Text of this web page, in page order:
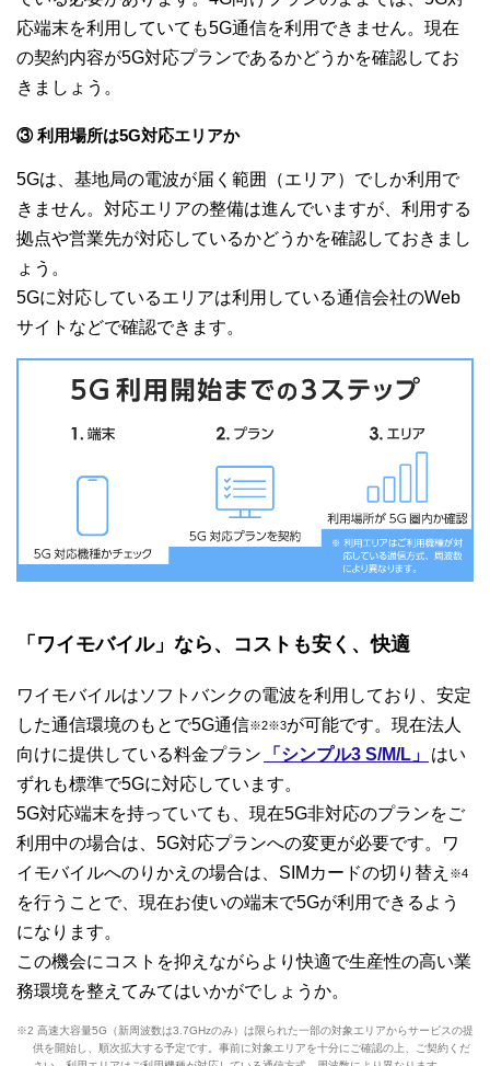
応端末を利用していても5G通信を利用できません。現在
の契約内容が5G対応プランであるかどうかを確認してお
きましょう。
③ 利用場所は5G対応エリアか
5Gは、基地局の電波が届く範囲（エリア）でしか利用で
きません。対応エリアの整備は進んでいますが、利用する
拠点や営業先が対応しているかどうかを確認しておきまし
ょう。
5Gに対応しているエリアは利用している通信会社のWeb
サイトなどで確認できます。
「ワイモバイル」なら、コストも安く、快適
ワイモバイルはソフトバンクの電波を利用しており、安定
した通信環境のもとで5G通信※2※3が可能です。現在法人
向けに提供している料金プラン
「シンプル3 S/M/L」
はい
ずれも標準で5Gに対応しています。
5G対応端末を持っていても、現在5G非対応のプランをご
利用中の場合は、5G対応プランへの変更が必要です。ワ
イモバイルへのりかえの場合は、SIMカードの切り替え ※4
を行うことで、現在お使いの端末で5Gが利用できるよう
になります。
この機会にコストを抑えながらより快適で生産性の高い業
務環境を整えてみてはいかがでしょうか。
※2 高速大容量5G（新周波数は3.7GHzのみ）は限られた一部の対象エリアからサービスの提
供を開始し、順次拡大する予定です。事前に対象エリアを十分にご確認の上、ご契約くだ